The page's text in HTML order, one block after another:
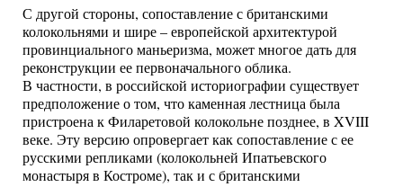
С другой стороны, сопоставление с британскими
колокольнями и шире – европейской архитектурой
провинциального маньеризма, может многое дать для
реконструкции ее первоначального облика.
В частности, в российской историографии существует
предположение о том, что каменная лестница была
пристроена к Филаретовой колокольне позднее, в XVIII
веке. Эту версию опровергает как сопоставление с ее
русскими репликами (колокольней Ипатьевского
монастыря в Костроме), так и с британскими